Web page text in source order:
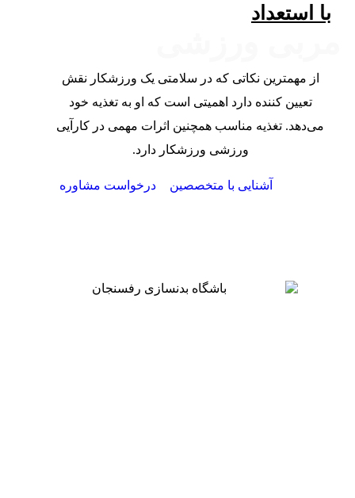
با استعداد
از مهمترین نکاتی که در سلامتی یک ورزشکار نقش
تعیین کننده دارد اهمیتی است که او به تغذیه خود
می‌دهد. تغذیه مناسب همچنین اثرات مهمی در کارآیی
ورزشی ورزشکار دارد.
آشنایی با متخصصین درخواست مشاوره